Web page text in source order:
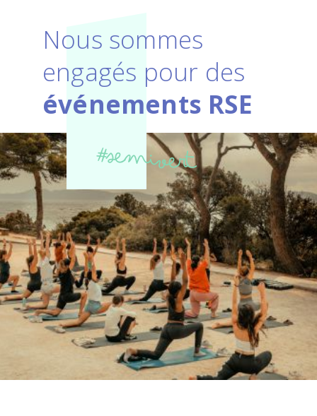
Nous sommes
engagés pour des
événements RSE
#semivert